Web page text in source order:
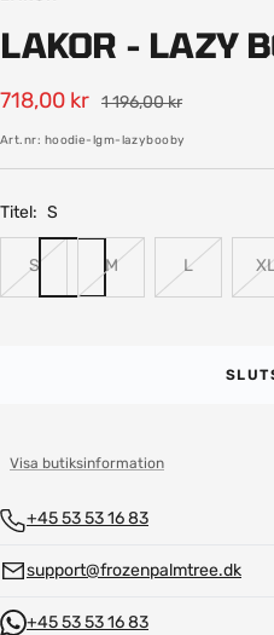
1
3
LAKOR - LAZY
Rea-
pris
718,00 kr Pris
1 196,00 kr
Art.nr: hoodie-lgm-lazybooby
Titel: S
S M L
Visa butiksinformation
+45 53 53 16 83
support@frozenpalmtree.dk
+45 53 53 16 83